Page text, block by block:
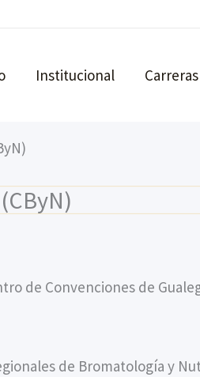
Institucional Carreras
de Convenciones de
de Bromatología y